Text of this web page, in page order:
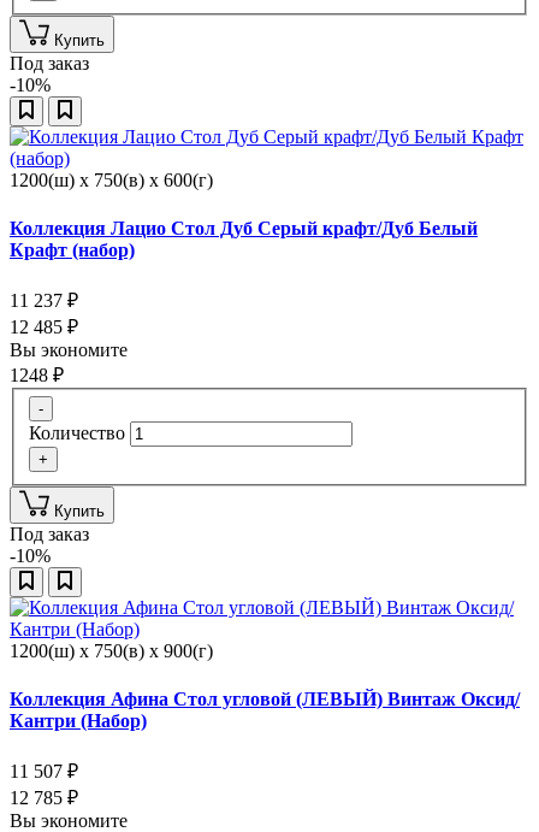
Купить
Под заказ
-10%
1200(ш) x 750(в) x 600(г)
Коллекция Лацио Стол Дуб Серый крафт/Дуб Белый
Крафт (набор)
11 237 ₽
12 485 ₽
Вы экономите
1248 ₽
-
Количество
+
Купить
Под заказ
-10%
1200(ш) x 750(в) x 900(г)
Коллекция Афина Стол угловой (ЛЕВЫЙ) Винтаж Оксид/
Кантри (Набор)
11 507 ₽
12 785 ₽
Вы экономите